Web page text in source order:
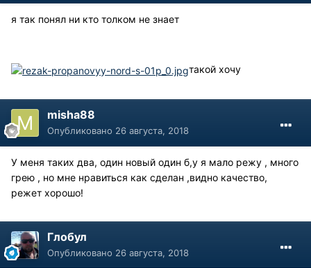
я так понял ни кто толком не знает
такой хочу
misha88
Опубликовано 26 августа, 2018
У меня таких два, один новый один б,у я мало режу , много
грею , но мне нравиться как сделан ,видно качество,
режет хорошо!
Глобул
Опубликовано 26 августа, 2018